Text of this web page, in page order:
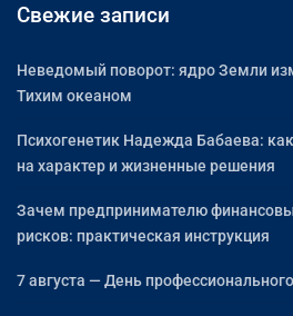
Свежие записи
Неведомый поворот: ядро Земли
Тихим океаном
Психогенетик Надежда Бабаева:
на характер и жизненные решения
Зачем предпринимателю
рисков: практическая инструкция
7 августа — День